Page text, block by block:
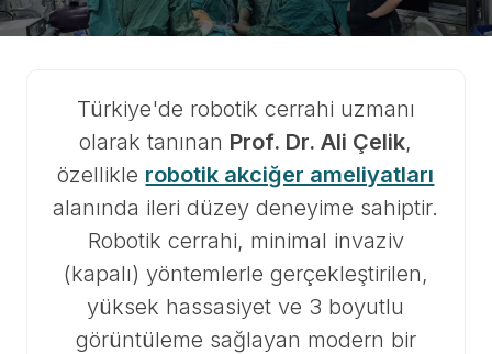
Türkiye'de robotik cerrahi uzmanı
olarak tanınan Prof. Dr. Ali Çelik,
özellikle robotik akciğer ameliyatları
alanında ileri düzey deneyime sahiptir.
Robotik cerrahi, minimal invaziv
(kapalı) yöntemlerle gerçekleştirilen,
yüksek hassasiyet ve 3 boyutlu
görüntüleme sağlayan modern bir